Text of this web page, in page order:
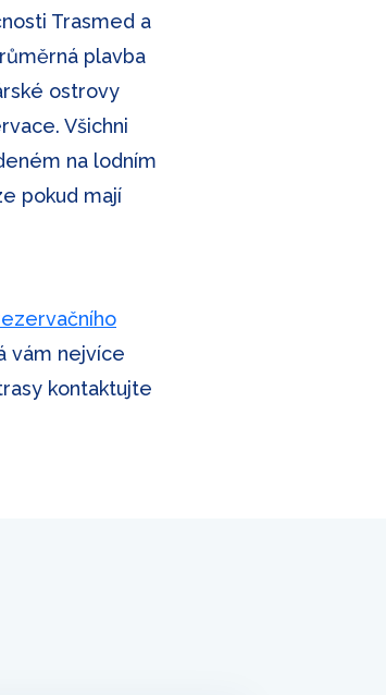
Trasmed a
plavba
ostrovy
Všichni
na lodním
pokud mají
vám nejvíce
kontaktujte